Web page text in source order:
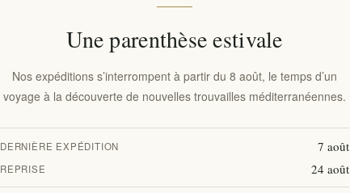
Une parenthèse estivale
Nos expéditions s’interrompent à partir du 8 août, le temps d’un
voyage à la découverte de nouvelles trouvailles méditerranéennes.
DERNIÈRE EXPÉDITION 7 août
REPRISE 24 août